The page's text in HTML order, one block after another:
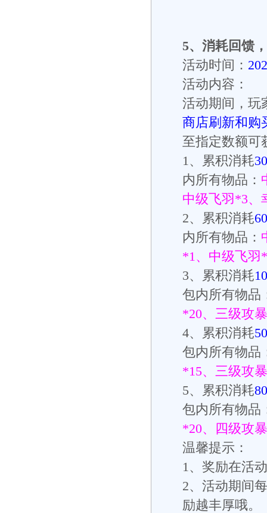
5、消耗回馈
活动时间：
活动内容：
活动期间，玩
商店刷新和购
至指定数额可
1、累积消耗
内所有物品：
中级飞羽*3、
2、累积消耗
内所有物品：
*1、中级飞羽
3、累积消耗
包内所有物品
*20、三级攻
4、累积消耗
包内所有物品
*15、三级攻
5、累积消耗
包内所有物品
*20、四级攻
温馨提示：
1、奖励在活
2、活动期间
励越丰厚哦。